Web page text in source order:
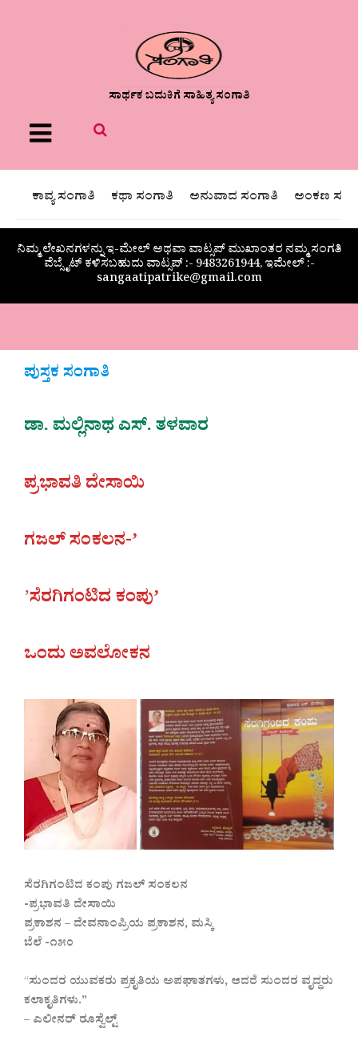
ಸಾರ್ಥಕ ಬದುಕಿಗೆ ಸಾಹಿತ್ಯ ಸಂಗಾತಿ
Menu
ಕಾವ್ಯ ಸಂಗಾತಿ ಕಥಾ ಸಂಗಾತಿ ಅನುವಾದ ಸಂಗಾತಿ ಅಂಕಣ
ನಿಮ್ಮ ಲೇಖನಗಳನ್ನು ಇ-ಮೇಲ್ ಅಥವಾ ವಾಟ್ಸಪ್ ಮುಖಾಂತರ ನಮ್ಮ ಸಂಗತಿ
ವೆಬ್ಸೈಟ್ ಕಳಿಸಬಹುದು ವಾಟ್ಸಪ್‌ :- 9483261944, ಇಮೇಲ್ :-
sangaatipatrike@gmail.com
ಪುಸ್ತಕ ಸಂಗಾತಿ
ಡಾ. ಮಲ್ಲಿನಾಥ ಎಸ್. ತಳವಾರ
ಪ್ರಭಾವತಿ ದೇಸಾಯಿ
ಗಜಲ್ ಸಂಕಲನ-ʼ
ʼಸೆರಗಿಗಂಟಿದ ಕಂಪುʼ
ಒಂದು ಅವಲೋಕನ
ಸೆರಗಿಗಂಟಿದ ಕಂಪು ಗಜಲ್ ಸಂಕಲನ
-ಪ್ರಭಾವತಿ ದೇಸಾಯಿ
ಪ್ರಕಾಶನ – ದೇವನಾಂಪ್ರಿಯ ಪ್ರಕಾಶನ, ಮಸ್ಕಿ
ಬೆಲೆ -೧೫೦
“ಸುಂದರ ಯುವಕರು ಪ್ರಕೃತಿಯ ಅಪಘಾತಗಳು, ಆದರೆ ಸುಂದರ ವೃದ್ಧರು
ಕಲಾಕೃತಿಗಳು.”
– ಎಲೀನರ್ ರೂಸ್ವೆಲ್ಟ್